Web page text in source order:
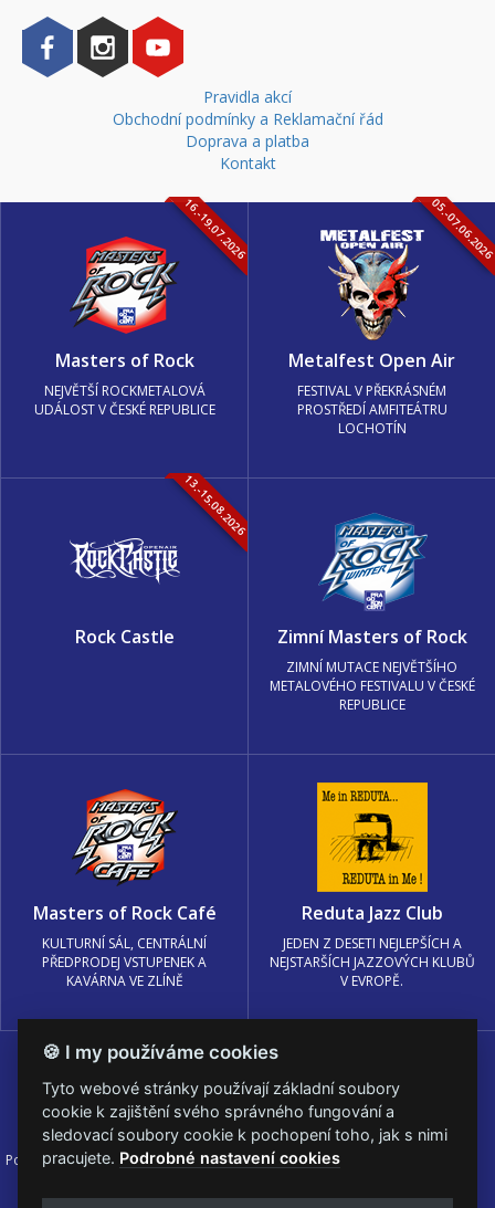
Pravidla akcí
Obchodní podmínky a Reklamační řád
Doprava a platba
Kontakt
16.-19.07.2026
Masters of Rock
NEJVĚTŠÍ ROCKMETALOVÁ
UDÁLOST V ČESKÉ REPUBLICE
05.-
Metalfest Open Air
FESTIVAL V PŘEKRÁSNÉM
PROSTŘEDÍ AMFITEÁTRU
LOCHOTÍN
13.-15.08.2026
Rock Castle Zimní Masters of Rock
ZIMNÍ MUTACE NEJVĚTŠÍHO
METALOVÉHO FESTIVALU V ČESKÉ
REPUBLICE
Masters of Rock Café
KULTURNÍ SÁL, CENTRÁLNÍ
PŘEDPRODEJ VSTUPENEK A
KAVÁRNA VE ZLÍNĚ
Reduta Jazz Club
JEDEN Z DESETI NEJLEPŠÍCH A
NEJSTARŠÍCH JAZZOVÝCH KLUBŮ
V EVROPĚ.
Podmínky užití 🍪 Změnit nastavení cookies.
© PRAGOKONCERT BOHEMIA, a.s.
🍪 I my používáme cookies
Tyto webové stránky používají základní soubory
cookie k zajištění svého správného fungování a
sledovací soubory cookie k pochopení toho, jak s nimi
pracujete. Podrobné nastavení cookies